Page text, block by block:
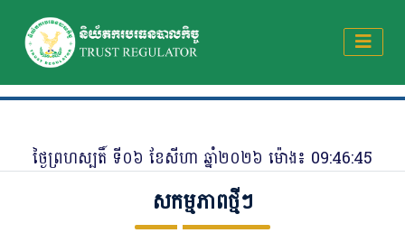
ថ្ងៃ​ព្រហស្បតិ៍ ​ទី​០៦ ​ខែសីហា ឆ្នាំ២០២៦ ម៉ោង៖ 09:46:46
សកម្មភាពថ្មីៗ